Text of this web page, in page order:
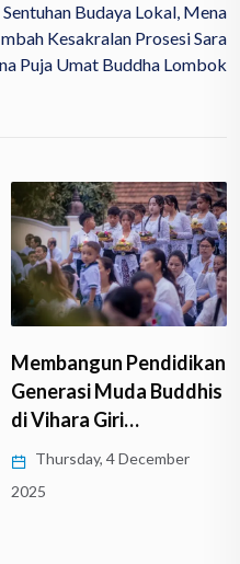
Sentuhan Budaya Lokal, Mena
Mbah Kesakralan Prosesi Sara
Na Puja Umat Buddha Lombok
Membangun Pendidikan
Generasi Muda Buddhis
di Vihara Giri…
Thursday, 4 December
2025